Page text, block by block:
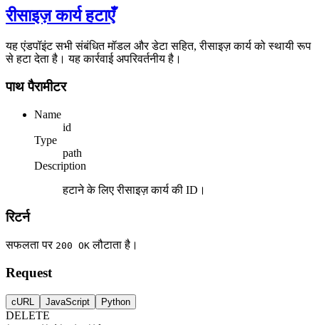
रीसाइज़ कार्य हटाएँ
यह एंडपॉइंट सभी संबंधित मॉडल और डेटा सहित, रीसाइज़ कार्य को स्थायी रूप
से हटा देता है। यह कार्रवाई अपरिवर्तनीय है।
पाथ पैरामीटर
Name
id
Type
path
Description
हटाने के लिए रीसाइज़ कार्य की ID।
रिटर्न
सफलता पर 200 OK लौटाता है।
Request
cURL JavaScript Python
DELETE